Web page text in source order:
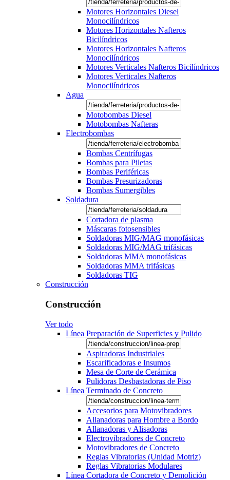
Motores Horizontales Diesel
Monocilíndricos
Motores Horizontales Nafteros
Bicilíndricos
Motores Horizontales Nafteros
Monocilíndricos
Motores Verticales Nafteros Bicilíndricos
Motores Verticales Nafteros
Monocilíndricos
Agua
Motobombas Diesel
Motobombas Nafteras
Electrobombas
Bombas Centrífugas
Bombas para Piletas
Bombas Periféricas
Bombas Presurizadoras
Bombas Sumergibles
Soldadura
Cortadora de plasma
Máscaras fotosensibles
Soldadoras MIG/MAG monofásicas
Soldadoras MIG/MAG trifásicas
Soldadoras MMA monofásicas
Soldadoras MMA trifásicas
Soldadoras TIG
Construcción
Construcción
Ver todo
Línea Preparación de Superficies y Pulido
Aspiradoras Industriales
Escarificadoras e Insumos
Mesa de Corte de Cerámica
Pulidoras Desbastadoras de Piso
Línea Terminado de Concreto
Accesorios para Motovibradores
Allanadoras para Hombre a Bordo
Allanadoras y Alisadoras
Electrovibradores de Concreto
Motovibradores de Concreto
Reglas Vibratorias (Unidad Motriz)
Reglas Vibratorias Modulares
Línea Cortadora de Concreto y Demolición